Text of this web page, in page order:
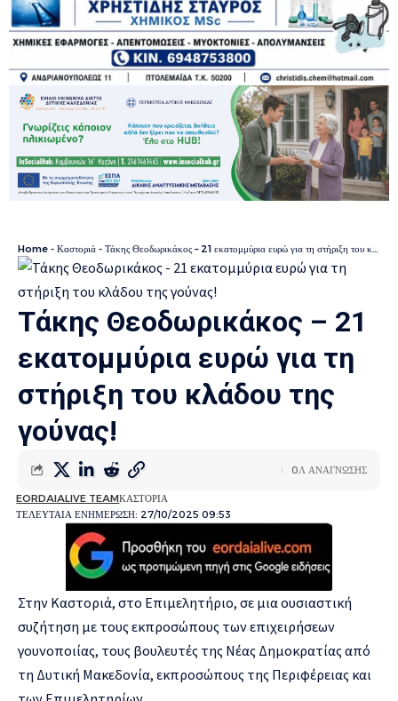
Home - Καστοριά - Τάκης Θεοδωρικάκος – 21 εκατομμύρια ευρώ για τη στήριξη του κλάδου της γούνας!
Τάκης Θεοδωρικάκος – 21
εκατομμύρια ευρώ για τη
στήριξη του κλάδου της
γούνας!
ΤΕΛΕΥΤΑΙΑ ΕΝΗΜΕΡΩΣΗ: 27/10/2025 09:53
EORDAIALIVE TEAMΚΑΣΤΟΡΙΑ
0Λ ΑΝΑΓΝΩΣΗΣ
Στην Καστοριά, στο Επιμελητήριο, σε μια ουσιαστική
συζήτηση με τους εκπροσώπους των επιχειρήσεων
γουνοποιίας, τους βουλευτές της Νέας Δημοκρατίας από
τη Δυτική Μακεδονία, εκπροσώπους της Περιφέρειας και